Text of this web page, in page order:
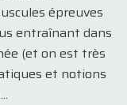
épreuves
entraînant dans
(et on est très
et notions